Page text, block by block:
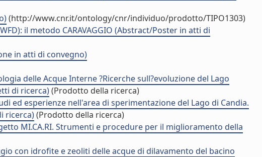
(http://www.cnr.it/ontology/cnr/individuo/prodotto/TIPO1303)
il metodo CARAVAGGIO (Abstract/Poster in atti di
in atti di convegno)
delle Acque Interne ?Ricerche sull?evoluzione del Lago
di ricerca)(Prodotto della ricerca)
ed esperienze nell'area di sperimentazione del Lago di Candia.
ricerca)(Prodotto della ricerca)
MI.CA.RI. Strumenti e procedure per il miglioramento della
con idrofite e zeoliti delle acque di dilavamento del bacino